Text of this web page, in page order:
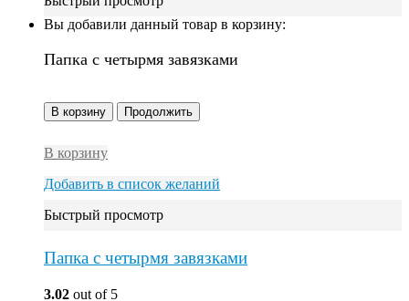
Вы добавили данный товар в корзину:
Папка с четырмя завязками
В корзину Продолжить
В корзину
Добавить в список желаний
Быстрый просмотр
Папка с четырмя завязками
3.02 out of 5